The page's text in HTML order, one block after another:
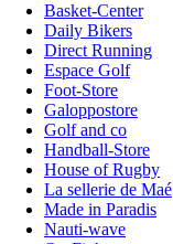
Basket-Center
Daily Bikers
Direct Running
Espace Golf
Foot-Store
Galoppostore
Golf and co
Handball-Store
House of Rugby
La sellerie de Maé
Made in Paradis
Nauti-wave